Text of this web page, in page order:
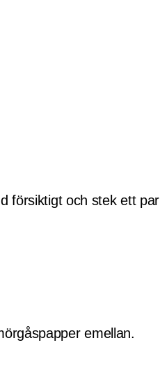
försiktigt och stek ett par
emellan.